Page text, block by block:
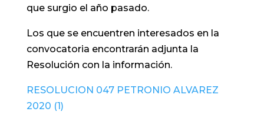
que surgio el año pasado.
Los que se encuentren interesados en la
convocatoria encontrarán adjunta la
Resolución con la información.
RESOLUCION 047 PETRONIO ALVAREZ
2020 (1)